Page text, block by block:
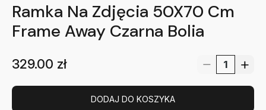
Ramka Na Zdjęcia 50X70 Cm
Frame Away Czarna Bolia
329.00 zł
DODAJ DO KOSZYKA